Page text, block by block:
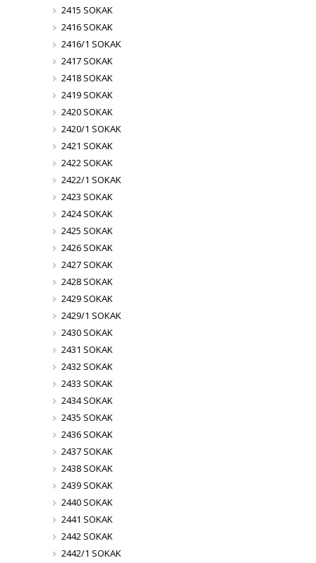
2415 SOKAK
2416 SOKAK
2416/1 SOKAK
2417 SOKAK
2418 SOKAK
2419 SOKAK
2420 SOKAK
2420/1 SOKAK
2421 SOKAK
2422 SOKAK
2422/1 SOKAK
2423 SOKAK
2424 SOKAK
2425 SOKAK
2426 SOKAK
2427 SOKAK
2428 SOKAK
2429 SOKAK
2429/1 SOKAK
2430 SOKAK
2431 SOKAK
2432 SOKAK
2433 SOKAK
2434 SOKAK
2435 SOKAK
2436 SOKAK
2437 SOKAK
2438 SOKAK
2439 SOKAK
2440 SOKAK
2441 SOKAK
2442 SOKAK
2442/1 SOKAK